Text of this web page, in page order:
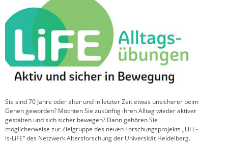
Sie sind 70 Jahre oder älter und in letzter Zeit etwas unsicherer beim
Gehen geworden? Möchten Sie zukünftig ihren Alltag wieder aktiver
gestalten und sich sicher bewegen? Dann gehören Sie
möglicherweise zur Zielgruppe des neuen Forschungsprojekts „LiFE-
is-LiFE“ des Netzwerk Altersforschung der Universität Heidelberg.